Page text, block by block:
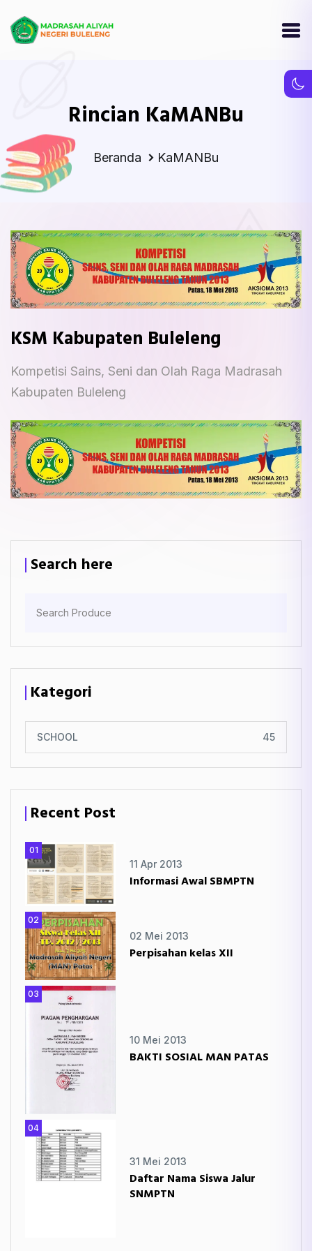
Rincian KaMANBu
Beranda KaMANBu
KSM Kabupaten Buleleng
Kompetisi Sains, Seni dan Olah Raga Madrasah
Kabupaten Buleleng
Search here
Kategori
SCHOOL 45
Recent Post
01
11 Apr 2013
Informasi Awal SBMPTN
02
02 Mei 2013
Perpisahan kelas XII
03
10 Mei 2013
BAKTI SOSIAL MAN PATAS
04
31 Mei 2013
Daftar Nama Siswa Jalur
SNMPTN